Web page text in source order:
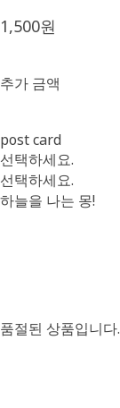
1,500원
추가 금액
post card
선택하세요.
선택하세요.
하늘을 나는 몽!
품절된 상품입니다.